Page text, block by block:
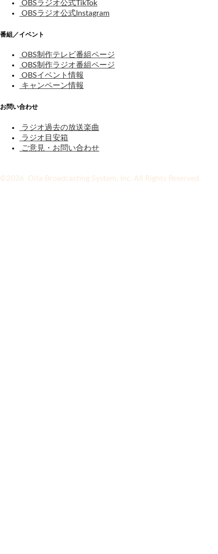
OBSラジオ公式TikTok
OBSラジオ公式Instagram
番組／イベント
OBS制作テレビ番組ページ
OBS制作ラジオ番組ページ
OBSイベント情報
キャンペーン情報
お問い合わせ
ラジオ過去の放送楽曲
ラジオ目安箱
ご意見・お問い合わせ
©2026 Oita Broadcasting System, Inc. All Rights Reserved.